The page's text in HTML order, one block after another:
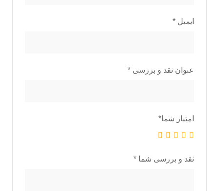
ایمیل *
عنوان نقد و بررسی *
امتیاز شما*
نقد و بررسی شما *